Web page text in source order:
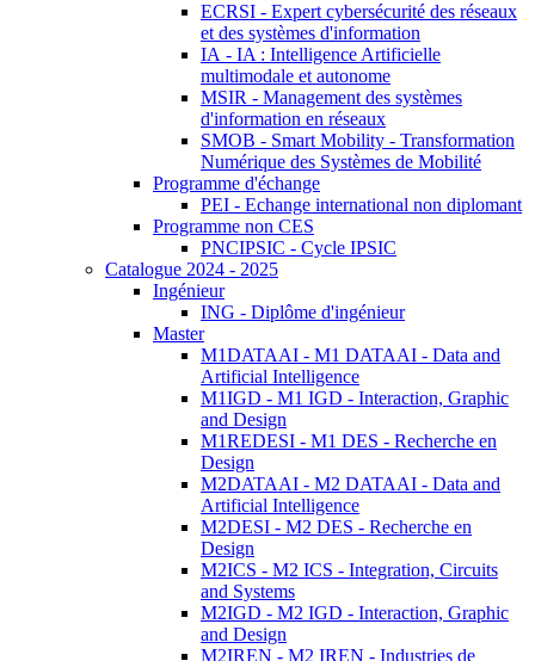
ECRSI - Expert cybersécurité des réseaux
et des systèmes d'information
IA - IA : Intelligence Artificielle
multimodale et autonome
MSIR - Management des systèmes
d'information en réseaux
SMOB - Smart Mobility - Transformation
Numérique des Systèmes de Mobilité
Programme d'échange
PEI - Echange international non diplomant
Programme non CES
PNCIPSIC - Cycle IPSIC
Catalogue 2024 - 2025
Ingénieur
ING - Diplôme d'ingénieur
Master
M1DATAAI - M1 DATAAI - Data and
Artificial Intelligence
M1IGD - M1 IGD - Interaction, Graphic
and Design
M1REDESI - M1 DES - Recherche en
Design
M2DATAAI - M2 DATAAI - Data and
Artificial Intelligence
M2DESI - M2 DES - Recherche en
Design
M2ICS - M2 ICS - Integration, Circuits
and Systems
M2IGD - M2 IGD - Interaction, Graphic
and Design
M2IREN - M2 IREN - Industries de